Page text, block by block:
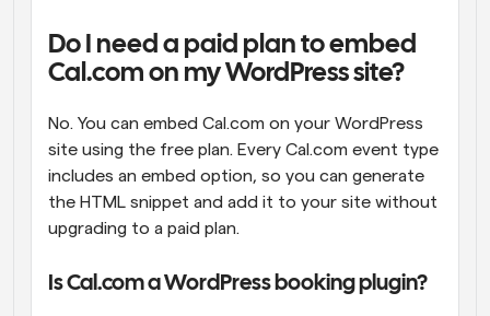
Do I need a paid plan to embed
Cal.com on my WordPress site?
No. You can embed Cal.com on your WordPress
site using the free plan. Every Cal.com event type
includes an embed option, so you can generate
the HTML snippet and add it to your site without
upgrading to a paid plan.
Is Cal.com a WordPress booking plugin?